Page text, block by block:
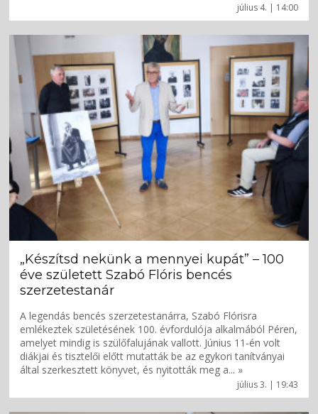
július 4. | 14:00
július 3. | 19:43
„Készítsd nekünk a mennyei kupát” – 100
éve született Szabó Flóris bencés
szerzetestanár
A legendás bencés szerzetestanárra, Szabó Flórisra
emlékeztek születésének 100. évfordulója alkalmából Péren,
amelyet mindig is szülőfalujának vallott. Június 11-én volt
diákjai és tisztelői előtt mutatták be az egykori tanítványai
által szerkesztett könyvet, és nyitották meg a... »